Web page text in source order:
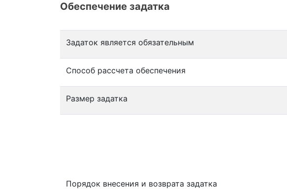
Обеспечение задатка
Задаток является обязательным
Способ рассчета обеспечения
Размер задатка
Порядок внесения и возврата задатка